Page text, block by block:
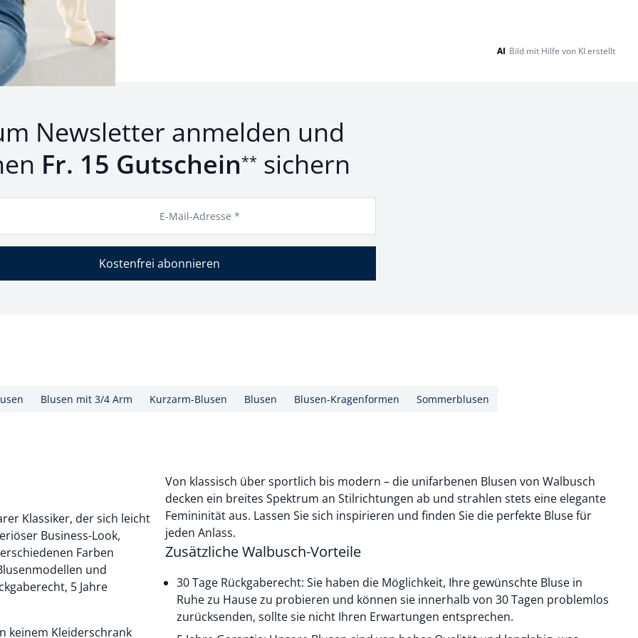
AI Bild mit Hilfe von KI erstellt
Newsletter anmelden und
Fr. 15 Gutschein** sichern
E-Mail-Adresse *
Kostenfrei abonnieren
Blusen mit 3/4 Arm Kurzarm-Blusen Blusen Blusen-Kragenformen Sommerblusen
Klassiker, der sich leicht
Business-Look,
Farben
und
5 Jahre
keinem Kleiderschrank
Von klassisch über sportlich bis modern – die unifarbenen Blusen von Walbusch
decken ein breites Spektrum an Stilrichtungen ab und strahlen stets eine elegante
Femininität aus. Lassen Sie sich inspirieren und finden Sie die perfekte Bluse für
jeden Anlass.
Zusätzliche Walbusch-Vorteile
30 Tage Rückgaberecht: Sie haben die Möglichkeit, Ihre gewünschte Bluse in
Ruhe zu Hause zu probieren und können sie innerhalb von 30 Tagen problemlos
zurücksenden, sollte sie nicht Ihren Erwartungen entsprechen.